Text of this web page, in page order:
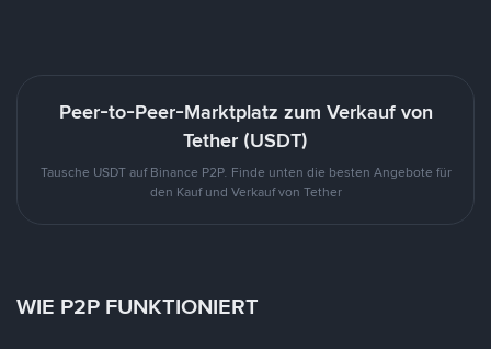
Peer-to-Peer-Marktplatz zum Verkauf von
Tether (USDT)
Tausche USDT auf Binance P2P. Finde unten die besten Angebote für
den Kauf und Verkauf von Tether
WIE P2P FUNKTIONIERT